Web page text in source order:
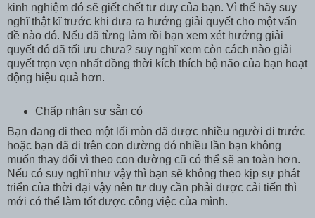
kinh nghiệm đó sẽ giết chết tư duy của bạn. Vì thế hãy suy
nghĩ thật kĩ trước khi đưa ra hướng giải quyết cho một vấn
đề nào đó. Nếu đã từng làm rồi bạn xem xét hướng giải
quyết đó đã tối ưu chưa? suy nghĩ xem còn cách nào giải
quyết trọn vẹn nhất đồng thời kích thích bộ não của bạn hoạt
động hiệu quả hơn.
Chấp nhận sự sẵn có
Bạn đang đi theo một lối mòn đã được nhiều người đi trước
hoặc bạn đã đi trên con đường đó nhiều lần bạn không
muốn thay đổi vì theo con đường cũ có thể sẽ an toàn hơn.
Nếu có suy nghĩ như vậy thì bạn sẽ không theo kịp sự phát
triển của thời đại vậy nên tư duy cần phải được cải tiến thì
mới có thể làm tốt được công việc của mình.